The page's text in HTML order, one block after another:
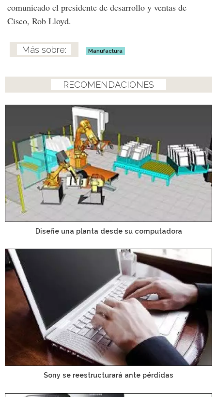
comunicado el presidente de desarrollo y ventas de
Cisco, Rob Lloyd.
Manufactura
RECOMENDACIONES
Diseñe una planta desde su computadora
Sony se reestructurará ante pérdidas